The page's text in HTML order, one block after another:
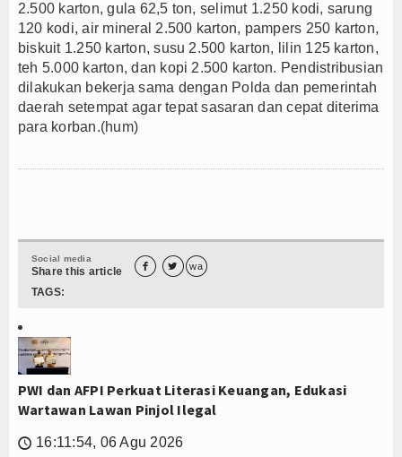
2.500 karton, gula 62,5 ton, selimut 1.250 kodi, sarung
120 kodi, air mineral 2.500 karton, pampers 250 karton,
biskuit 1.250 karton, susu 2.500 karton, lilin 125 karton,
teh 5.000 karton, dan kopi 2.500 karton. Pendistribusian
dilakukan bekerja sama dengan Polda dan pemerintah
daerah setempat agar tepat sasaran dan cepat diterima
para korban.(hum)
Social media
Share this article   wa
TAGS:
PWI dan AFPI Perkuat Literasi Keuangan, Edukasi
Wartawan Lawan Pinjol Ilegal
🕔 16:11:54, 06 Agu 2026